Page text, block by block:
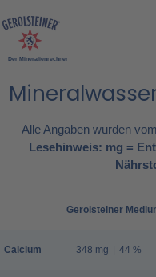
Der Mineralienrechner
Alle Angaben wurden
Lesehinweis: mg =
Calcium
Gerolsteiner
348 mg | 44 %